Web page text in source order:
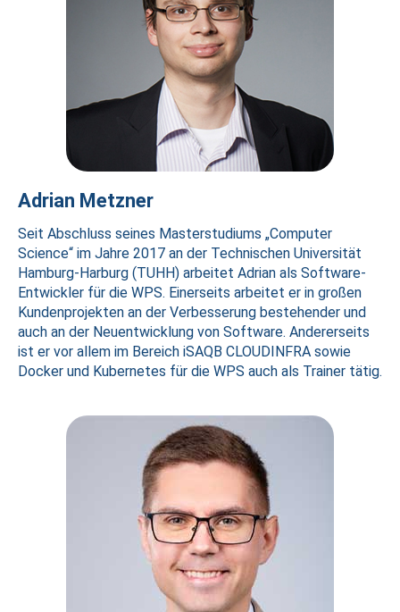
Adrian Metzner
Seit Abschluss seines Masterstudiums „Computer
Science“ im Jahre 2017 an der Technischen Universität
Hamburg-Harburg (TUHH) arbeitet Adrian als Software-
Entwickler für die WPS. Einerseits arbeitet er in großen
Kundenprojekten an der Verbesserung bestehender und
auch an der Neuentwicklung von Software. Andererseits
ist er vor allem im Bereich iSAQB CLOUDINFRA sowie
Docker und Kubernetes für die WPS auch als Trainer tätig.